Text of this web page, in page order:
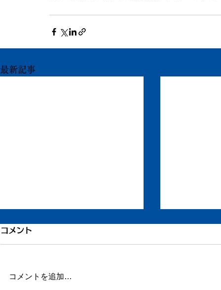
最新記事
岡田林太郎についてのお知ら
せ
のBlogを楽しみにしてくださり、
コメント
コメントを追加…